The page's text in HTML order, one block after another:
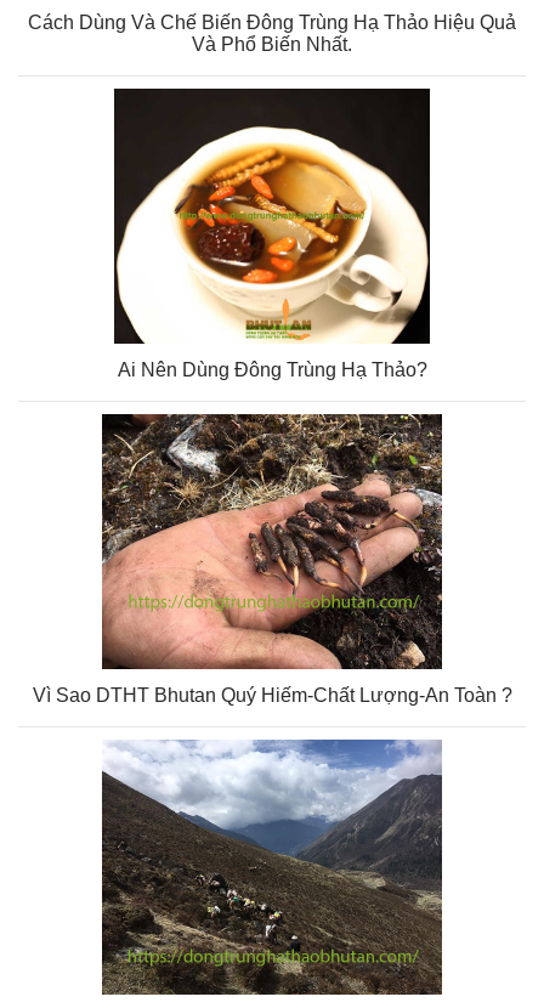
Cách Dùng Và Chế Biến Đông Trùng Hạ Thảo Hiệu Quả
Và Phổ Biến Nhất.
Ai Nên Dùng Đông Trùng Hạ Thảo?
Vì Sao DTHT Bhutan Quý Hiếm-Chất Lượng-An Toàn ?